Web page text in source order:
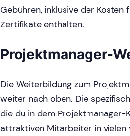
Gebühren, inklusive der Kosten
Zertifikate enthalten.
Projektmanager-
Die Weiterbildung zum
weiter nach oben. Die
die du in dem Projektmanager-
attraktiven Mitarbeiter in vielen